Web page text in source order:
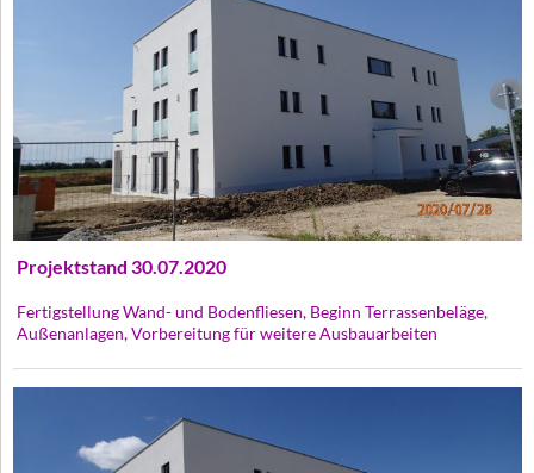
Projektstand 30.07.2020
Fertigstellung Wand- und Bodenfliesen, Beginn Terrassenbeläge,
Außenanlagen, Vorbereitung für weitere Ausbauarbeiten